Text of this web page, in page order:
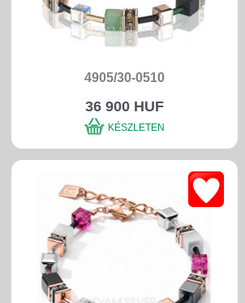
4905/30-0510
36 900 HUF
KÉSZLETEN